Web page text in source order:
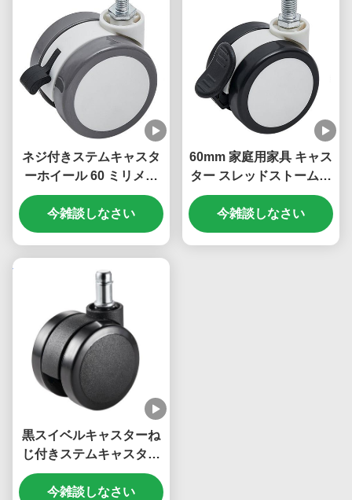
ネジ付きステムキャスタ
ーホイール 60 ミリメー
トル 2.5 インチスイベル
PU ゴムキャスター椅子
の車輪家具オフィス照明
今雑談しなさい
60mm 家庭用家具 キャス
ター スレッドストームベ
ースプレート ロック可能
なキャスターホイール オ
フィス 小本棚 ベッドキャ
今雑談しなさい
黒スイベルキャスターね
じ付きステムキャスター
ホイール 60 ミリメート
ル 2.5 インチスイベル
今雑談しなさい